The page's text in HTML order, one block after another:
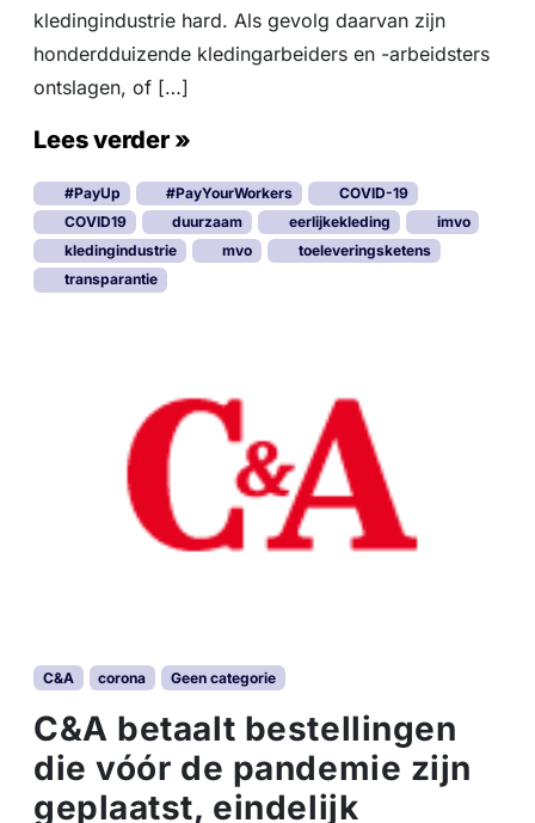
kledingindustrie hard. Als gevolg daarvan zijn
honderdduizende kledingarbeiders en -arbeidsters
ontslagen, of […]
Lees verder »
#PayUp #PayYourWorkers
COVID-19
COVID19
duurzaam eerlijkekleding
imvo
kledingindustrie
mvo
toeleveringsketens
transparantie
C&A corona Geen categorie
C&A betaalt bestellingen
die vóór de pandemie zijn
geplaatst, eindelijk